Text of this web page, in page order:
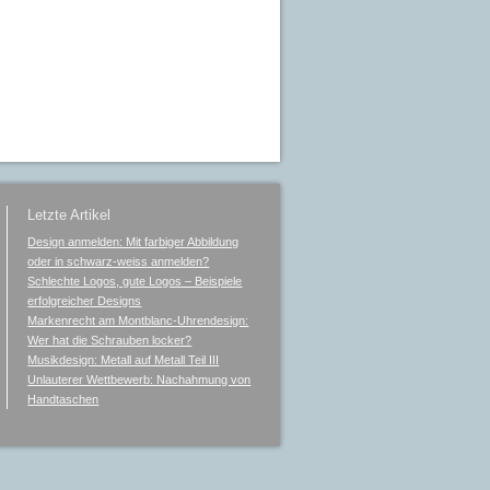
Letzte Artikel
Design anmelden: Mit farbiger Abbildung
oder in schwarz-weiss anmelden?
Schlechte Logos, gute Logos – Beispiele
erfolgreicher Designs
Markenrecht am Montblanc-Uhrendesign:
Wer hat die Schrauben locker?
Musikdesign: Metall auf Metall Teil III
Unlauterer Wettbewerb: Nachahmung von
Handtaschen